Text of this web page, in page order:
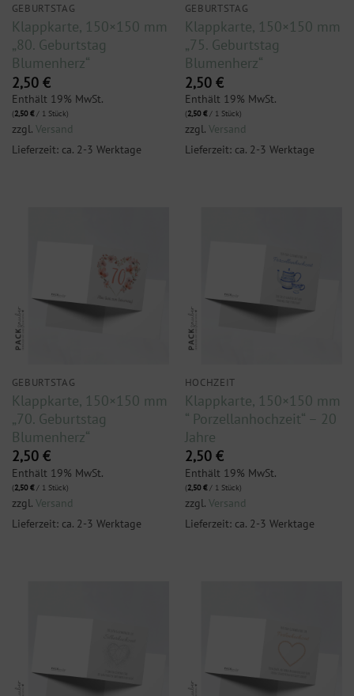
GEBURTSTAG
Klappkarte, 150×150 mm
„80. Geburtstag
Blumenherz“
2,50 €
Enthält 19% MwSt.
(2,50€/ 1 Stück)
zzgl. Versand
Lieferzeit: ca. 2-3 Werktage
GEBURTSTAG
Klappkarte, 150×150 mm
„75. Geburtstag
Blumenherz“
2,50 €
Enthält 19% MwSt.
(2,50€/ 1 Stück)
zzgl. Versand
Lieferzeit: ca. 2-3 Werktage
GEBURTSTAG
Klappkarte, 150×150 mm
„70. Geburtstag
Blumenherz“
2,50 €
Enthält 19% MwSt.
(2,50€/ 1 Stück)
zzgl. Versand
Lieferzeit: ca. 2-3 Werktage
HOCHZEIT
Klappkarte, 150×150 mm
“ Porzellanhochzeit“ – 20
Jahre
2,50 €
Enthält 19% MwSt.
(2,50€/ 1 Stück)
zzgl. Versand
Lieferzeit: ca. 2-3 Werktage